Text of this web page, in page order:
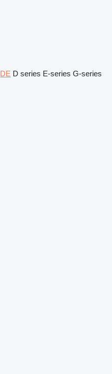
DE D series E-series G-series